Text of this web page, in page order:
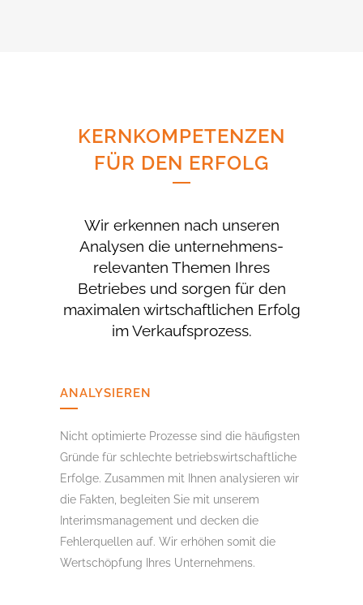
KERNKOMPETENZEN
FÜR DEN ERFOLG
Wir erkennen nach unseren
Analysen die unternehmens­
relevanten Themen Ihres
Betriebes und sorgen für den
maximalen wirtschaftlichen Erfolg
im Verkaufs­prozess.
ANALYSIEREN
Nicht optimierte Prozesse sind die häufigsten
Gründe für schlechte betriebswirtschaftliche
Erfolge. Zusammen mit Ihnen analysieren wir
die Fakten, begleiten Sie mit unserem
Interimsmanagement und decken die
Fehlerquellen auf. Wir erhöhen somit die
Wertschöpfung Ihres Unternehmens.